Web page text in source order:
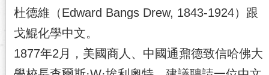
杜德維（Edward Bangs Drew, 1843-1924）跟
戈鯤化學中文。
1877年2月，美國商人、中國通鼐德致信哈佛大